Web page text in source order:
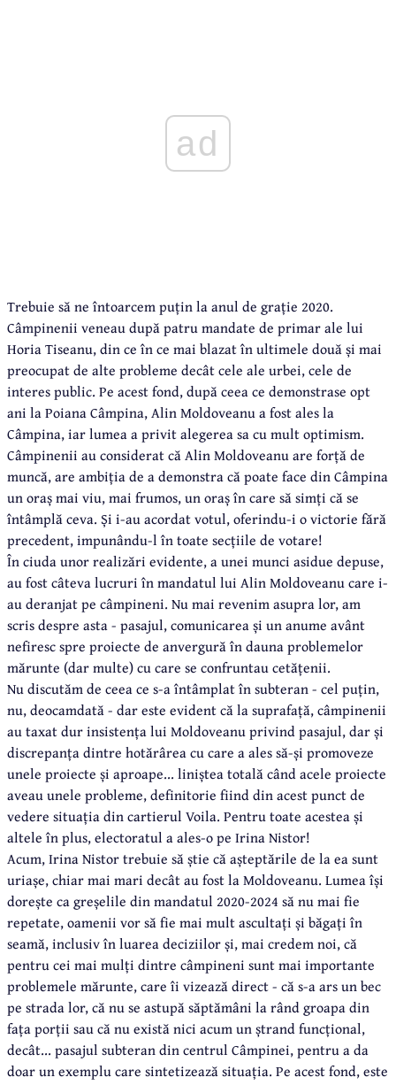
ad
Trebuie să ne întoarcem puțin la anul de grație 2020.
Câmpinenii veneau după patru mandate de primar ale lui
Horia Tiseanu, din ce în ce mai blazat în ultimele două și mai
preocupat de alte probleme decât cele ale urbei, cele de
interes public. Pe acest fond, după ceea ce demonstrase opt
ani la Poiana Câmpina, Alin Moldoveanu a fost ales la
Câmpina, iar lumea a privit alegerea sa cu mult optimism.
Câmpinenii au considerat că Alin Moldoveanu are forță de
muncă, are ambiția de a demonstra că poate face din Câmpina
un oraș mai viu, mai frumos, un oraș în care să simți că se
întâmplă ceva. Și i-au acordat votul, oferindu-i o victorie fără
precedent, impunându-l în toate secțiile de votare!
În ciuda unor realizări evidente, a unei munci asidue depuse,
au fost câteva lucruri în mandatul lui Alin Moldoveanu care i-
au deranjat pe câmpineni. Nu mai revenim asupra lor, am
scris despre asta - pasajul, comunicarea și un anume avânt
nefiresc spre proiecte de anvergură în dauna problemelor
mărunte (dar multe) cu care se confruntau cetățenii.
Nu discutăm de ceea ce s-a întâmplat în subteran - cel puțin,
nu, deocamdată - dar este evident că la suprafață, câmpinenii
au taxat dur insistența lui Moldoveanu privind pasajul, dar și
discrepanța dintre hotărârea cu care a ales să-și promoveze
unele proiecte și aproape... liniștea totală când acele proiecte
aveau unele probleme, definitorie fiind din acest punct de
vedere situația din cartierul Voila. Pentru toate acestea și
altele în plus, electoratul a ales-o pe Irina Nistor!
Acum, Irina Nistor trebuie să știe că așteptările de la ea sunt
uriașe, chiar mai mari decât au fost la Moldoveanu. Lumea își
dorește ca greșelile din mandatul 2020-2024 să nu mai fie
repetate, oamenii vor să fie mai mult ascultați și băgați în
seamă, inclusiv în luarea deciziilor și, mai credem noi, că
pentru cei mai mulți dintre câmpineni sunt mai importante
problemele mărunte, care îi vizează direct - că s-a ars un bec
pe strada lor, că nu se astupă săptămâni la rând groapa din
fața porții sau că nu există nici acum un ștrand funcțional,
decât... pasajul subteran din centrul Câmpinei, pentru a da
doar un exemplu care sintetizează situația. Pe acest fond, este